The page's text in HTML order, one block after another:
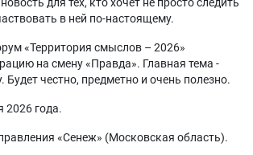
в ней по-настоящему.
«Территория смыслов – 2026»
на смену «Правда». Главная тема -
честно, предметно и очень полезно.
2026 года.
«Сенеж» (Московская область).